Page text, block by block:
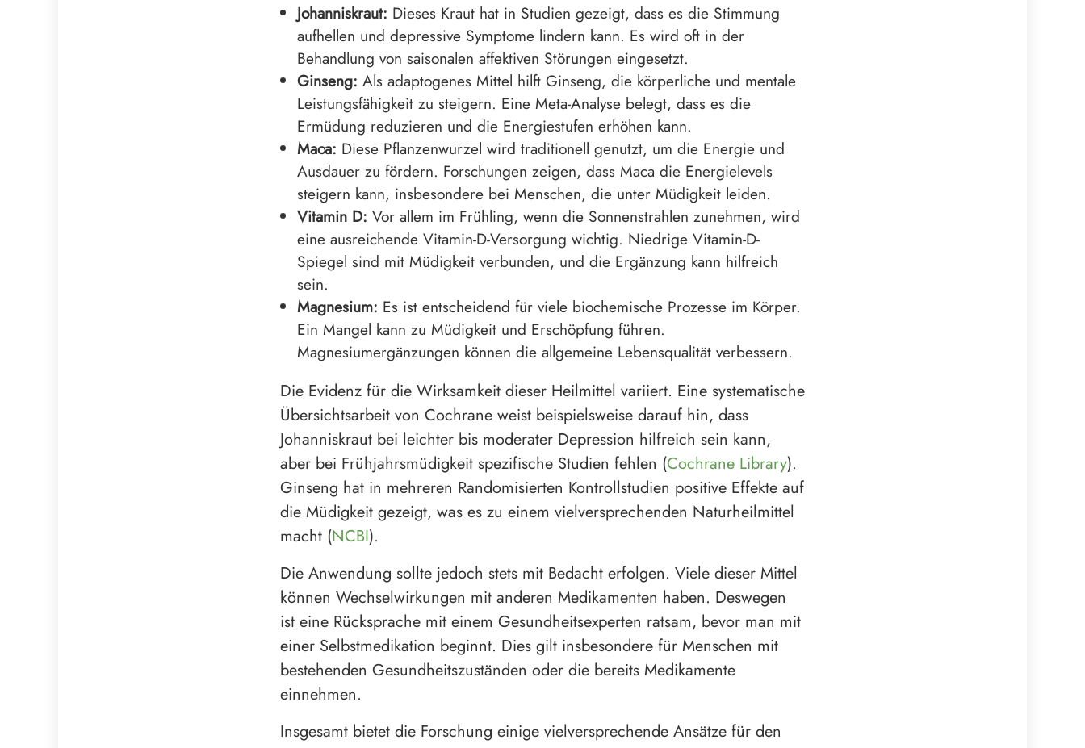
Johanniskraut: Dieses Kraut hat in Studien gezeigt, dass es die Stimmung
aufhellen und depressive Symptome lindern kann. Es wird oft in der
Behandlung von saisonalen affektiven Störungen eingesetzt.
Ginseng: Als adaptogenes Mittel hilft Ginseng, die körperliche und mentale
Leistungsfähigkeit zu steigern. Eine Meta-Analyse belegt, dass es die
Ermüdung reduzieren und die Energiestufen erhöhen kann.
Maca: Diese Pflanzenwurzel wird traditionell genutzt, um die Energie und
Ausdauer zu fördern. Forschungen zeigen, dass Maca die Energielevels
steigern kann, insbesondere bei Menschen, die unter Müdigkeit leiden.
Vitamin D: Vor allem im Frühling, wenn die Sonnenstrahlen zunehmen, wird
eine ausreichende Vitamin-D-Versorgung wichtig. Niedrige Vitamin-D-
Spiegel sind mit Müdigkeit verbunden, und die Ergänzung kann hilfreich
sein.
Magnesium: Es ist entscheidend für viele biochemische Prozesse im Körper.
Ein Mangel kann zu Müdigkeit und Erschöpfung führen.
Magnesiumergänzungen können die allgemeine Lebensqualität verbessern.
Die Evidenz für die Wirksamkeit dieser Heilmittel variiert. Eine systematische
Übersichtsarbeit von Cochrane weist beispielsweise darauf hin, dass
Johanniskraut bei leichter bis moderater Depression hilfreich sein kann,
aber bei Frühjahrsmüdigkeit spezifische Studien fehlen (Cochrane Library).
Ginseng hat in mehreren Randomisierten Kontrollstudien positive Effekte auf
die Müdigkeit gezeigt, was es zu einem vielversprechenden Naturheilmittel
macht (NCBI).
Die Anwendung sollte jedoch stets mit Bedacht erfolgen. Viele dieser Mittel
können Wechselwirkungen mit anderen Medikamenten haben. Deswegen
ist eine Rücksprache mit einem Gesundheitsexperten ratsam, bevor man mit
einer Selbstmedikation beginnt. Dies gilt insbesondere für Menschen mit
bestehenden Gesundheitszuständen oder die bereits Medikamente
einnehmen.
Insgesamt bietet die Forschung einige vielversprechende Ansätze für den